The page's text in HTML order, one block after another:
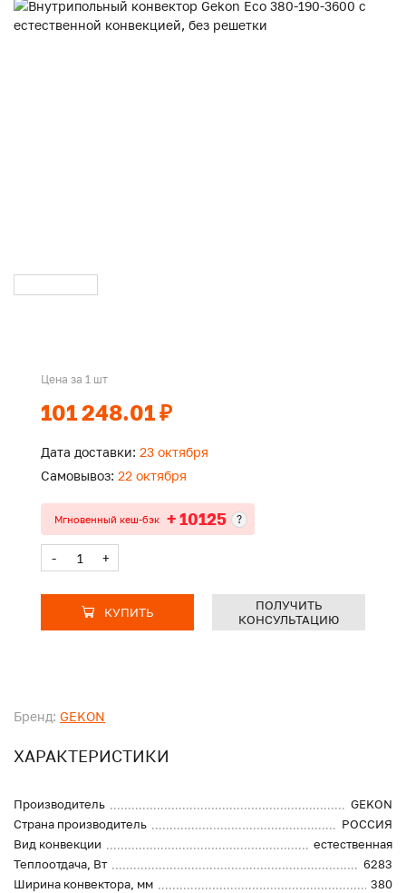
Бренд: GEKON
ХАРАКТЕРИСТИКИ
Производитель
GEKON
Страна производитель
РОССИЯ
Вид конвекции
естественная
Теплоотдача, Вт
6283
Ширина конвектора, мм
380
Цена за 1 шт
101 248.01 ₽
Дата доставки: 23 октября
Самовывоз: 22 октября
Мгновенный кеш-бэк + 10125 ?
- +
КУПИТЬ
ПОЛУЧИТЬ
КОНСУЛЬТАЦИЮ